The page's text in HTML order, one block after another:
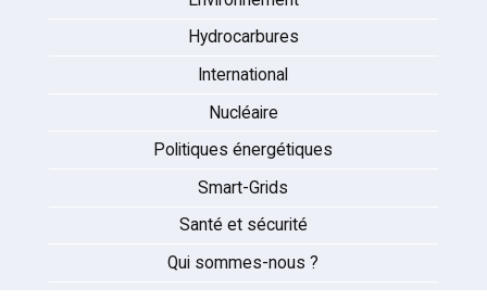
Hydrocarbures
International
Nucléaire
Politiques énergétiques
Smart-Grids
Santé et sécurité
Qui sommes-nous ?